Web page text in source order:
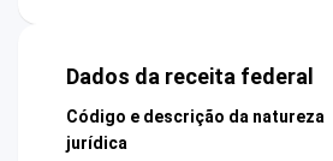
Dados da receita federal
Código e descrição da natureza
jurídica